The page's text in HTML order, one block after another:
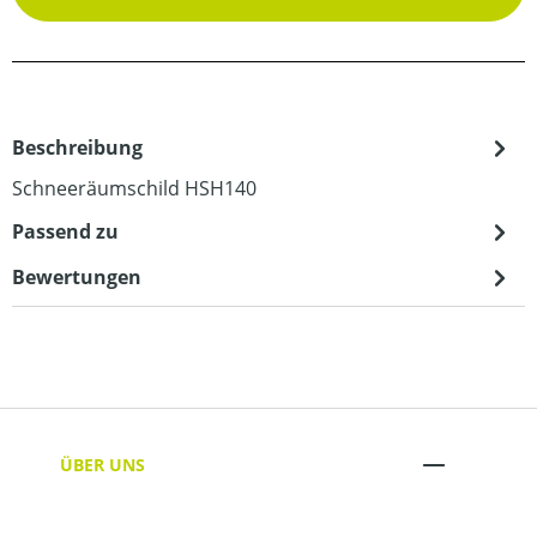
Beschreibung
Schneeräumschild HSH140
Passend zu
Bewertungen
ÜBER UNS